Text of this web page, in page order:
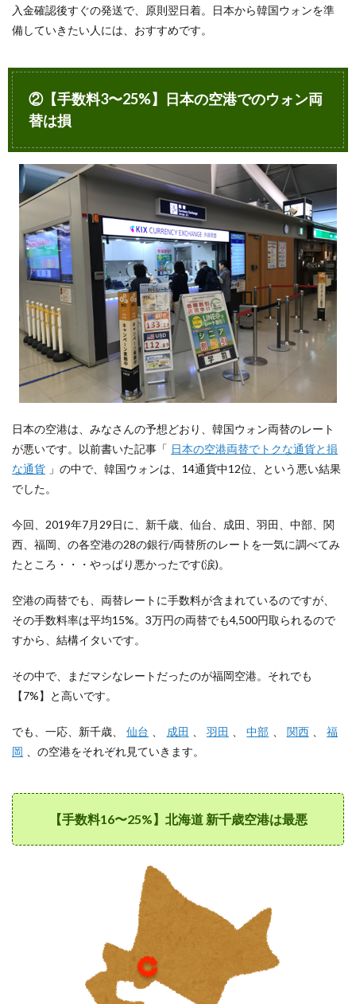
になる
の特徴
13.5
クレカ
なら海
外ATM
ー手数
料無
料。デ
ビット
やマネ
パカー
ドなど
のプリ
ペイド
カード
は損
13.6
エポ
ス、セ
ゾンな
ド会社
ATM手
数料を
取るカ
ードは
損
繰上返
済が安
くでき
イジー
払いで
きるカ
ード)
13.8
アコム
とセデ
返済方
法
LINEpay
入金確認後すぐの発送で、原則翌日着。日本から韓国ウォンを準
備していきたい人には、おすすめです。
②【手数料3〜25%】日本の空港でのウォン両
替は損
日本の空港は、みなさんの予想どおり、韓国ウォン両替のレート
が悪いです。以前書いた記事「 日本の空港両替でトクな通貨と損
な通貨 」の中で、韓国ウォンは、14通貨中12位、という悪い結果
でした。
今回、2019年7月29日に、新千歳、仙台、成田、羽田、中部、関
西、福岡、の各空港の28の銀行/両替所のレートを一気に調べてみ
たところ・・・やっぱり悪かったです(涙)。
空港の両替でも、両替レートに手数料が含まれているのですが、
その手数料率は平均15%。3万円の両替でも4,500円取られるので
すから、結構イタいです。
その中で、まだマシなレートだったのが福岡空港。それでも
【7%】と高いです。
でも、一応、新千歳、 仙台 成田 羽田 中部 関西
福
岡
、の空港をそれぞれ見ていきます。
【手数料16〜25%】北海道 新千歳空港は最悪